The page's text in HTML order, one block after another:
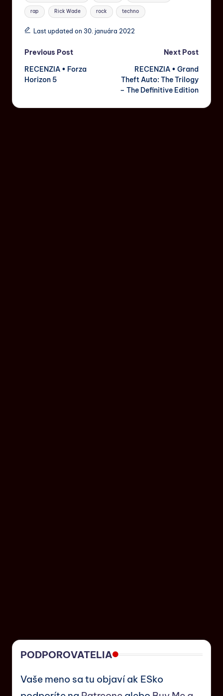
rap Rick Wade rock techno
Last updated on 30. januára 2022
Previous Post
RECENZIA • Forza
Horizon 5
Next Post
RECENZIA • Grand
Theft Auto: The Trilogy
– The Definitive Edition
PODPOROVATELIA
Vaše meno sa tu objaví ak ESko